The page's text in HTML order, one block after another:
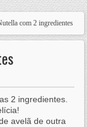
com 2 ingredientes
2 ingredientes.
avelã de outra